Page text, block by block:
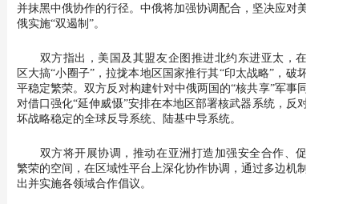
并抹黑中俄协作的行径。中俄将加强协调配合，坚决应对美国对中
俄实施“双遏制”。
双方指出，美国及其盟友企图推进北约东进亚太，在亚太地
区大搞“小圈子”，拉拢本地区国家推行其“印太战略”，破坏地区和
平稳定繁荣。双方反对构建针对中俄两国的“核共享”军事同盟，反
对借口强化“延伸威慑”安排在本地区部署核武器系统，反对部署破
坏战略稳定的全球反导系统、陆基中导系统。
双方将开展协调，推动在亚洲打造加强安全合作、促进发展
繁荣的空间，在区域性平台上深化协作协调，通过多边机制共同提
出并实施各领域合作倡议。